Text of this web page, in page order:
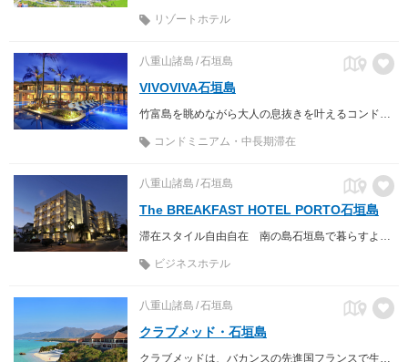
リゾートホテル
八重山諸島 石垣島
VIVOVIVA石垣島
コンドミニアム・中長期滞在
八重山諸島 石垣島
The BREAKFAST HOTEL PORTO石垣島
ビジネスホテル
八重山諸島 石垣島
クラブメッド・石垣島